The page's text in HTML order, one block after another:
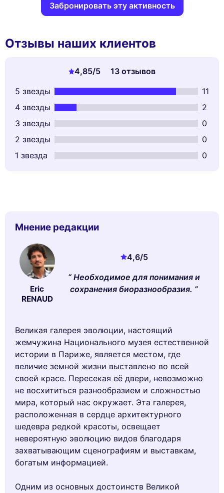
Забронировать эту активность
Отзывы наших клиентов
4,85/5
13 отзывов
5 звезды
11
4 звезды
2
3 звезды
0
2 звезды
0
1 звезда
0
Мнение редакции
Eric
RENAUD
4,6/5
Необходимое для понимания и
сохранения биоразнообразия.
Великая галерея эволюции, настоящий
жемчужина Национального музея естественной
истории в Париже, является местом, где
величие земной жизни выставлено во всей
своей красе. Пересекая её двери, невозможно
не восхититься разнообразием и сложностью
мира, который нас окружает. Эта галерея,
расположенная в сердце архитектурного
шедевра редкой красоты, освещает
невероятную эволюцию видов благодаря
захватывающим сценографиям и выставкам,
богатым информацией.
Одним из основных достоинств Великой